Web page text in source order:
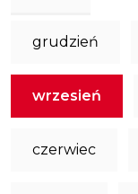
grudzień
wrzesień
czerwiec